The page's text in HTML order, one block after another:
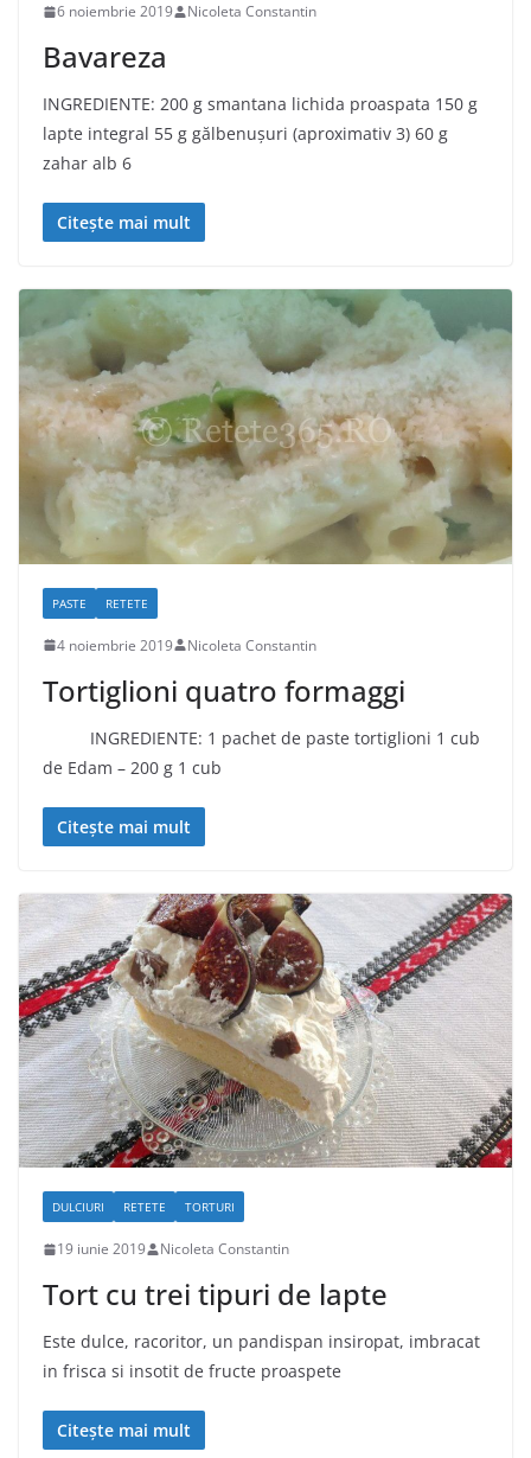
6 noiembrie 2019 Nicoleta Constantin
Bavareza
INGREDIENTE: 200 g smantana lichida proaspata 150 g
lapte integral 55 g gălbenușuri (aproximativ 3) 60 g
zahar alb 6
Citește mai mult
PASTE RETETE
4 noiembrie 2019 Nicoleta Constantin
Tortiglioni quatro formaggi
INGREDIENTE: 1 pachet de paste tortiglioni 1 cub
de Edam – 200 g 1 cub
Citește mai mult
DULCIURI RETETE TORTURI
19 iunie 2019 Nicoleta Constantin
Tort cu trei tipuri de lapte
Este dulce, racoritor, un pandispan insiropat, imbracat
in frisca si insotit de fructe proaspete
Citește mai mult